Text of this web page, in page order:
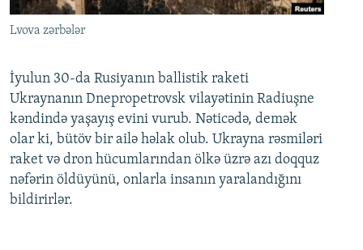
Lvova zərbələr
İyulun 30-da Rusiyanın ballistik raketi
Ukraynanın Dnepropetrovsk vilayətinin Radiuşne
kəndində yaşayış evini vurub. Nəticədə, demək
olar ki, bütöv bir ailə həlak olub. Ukrayna rəsmiləri
raket və dron hücumlarından ölkə üzrə azı doqquz
nəfərin öldüyünü, onlarla insanın yaralandığını
bildirirlər.